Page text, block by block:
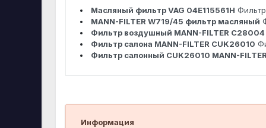
Масляный фильтр VAG 04E115561H
MANN-FILTER W719/45 фильтр масляный
Фильтр воздушный MANN-FILTER C28004
Фильтр салона MANN-FILTER CUK26010
Фильтр салонный CUK26010 MANN-
Информация